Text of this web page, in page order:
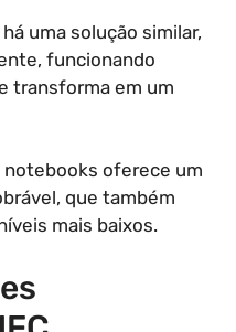
uma solução similar,
funcionando
transforma em um
notebooks oferece um
que também
mais baixos.